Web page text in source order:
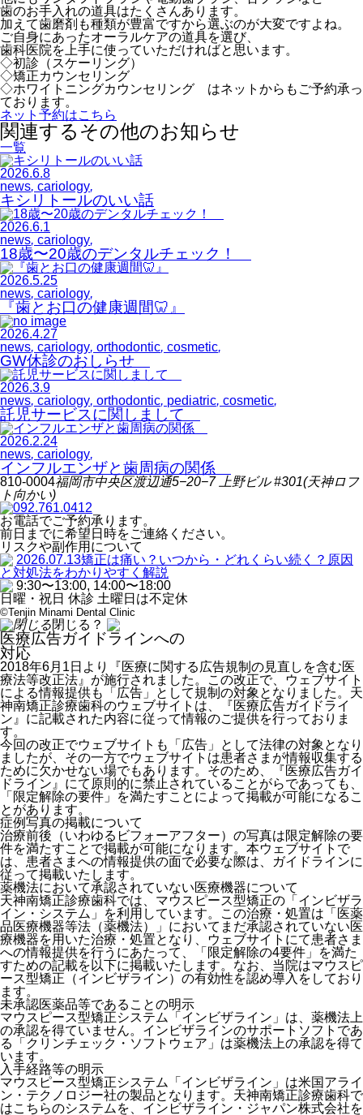
歯のお手入れの道具はたくさんあります。
加えて歯磨剤も種類が豊富ですから選ぶのが大変ですよね。
ご自身にあったオーラルケアの道具を選び、
歯科医院を上手に使っていただければと思います。
◇初診（スケーリング）
◇矯正カウンセリング
◇ホワイトニングカウンセリング はネットからもご予約承っ
ております。
ネット予約はこちら
関連するその他のお知らせ
一覧
2026.6.8
news, cariology,
キシリトールのいい話
2026.6.1
news, cariology,
18歳〜20歳のデンタルチェック！
2026.5.25
news, cariology,
『歯とお口の健康週間🦷』
2026.4.27
news, cariology, orthodontic, cosmetic,
GW休診のおしらせ
2026.3.9
news, cariology, orthodontic, pediatric, cosmetic,
託児サービスに関しまして
2026.2.24
news, cariology,
インフルエンザと歯周病の関係
810-0004福岡市中央区渡辺通5−20−7上野ビル#301(天神ロフ
ト向かい)
092.761.0412
お電話でご予約承ります。
前日までに希望日時をご連絡ください。
リスクや副作用について
2026.07.13矯正は痛い？いつから・どれくらい続く？原因
と対処法をわかりやすく解説
9:30〜13:00, 14:00〜18:00
日曜・祝日 休診 土曜日は不定休
©Tenjin Minami Dental Clinic
閉じる？
医療広告ガイドラインへの
対応
2018年6月1日より『医療に関する広告規制の見直しを含む医
療法等改正法』が施行されました。この改正で、ウェブサイト
による情報提供も「広告」として規制の対象となりました。天
神南矯正診療歯科のウェブサイトは、『医療広告ガイドライ
ン』に記載された内容に従って情報のご提供を行っておりま
す。
今回の改正でウェブサイトも「広告」として法律の対象となり
ましたが、その一方でウェブサイトは患者さまが情報収集する
ために欠かせない場でもあります。そのため、『医療広告ガイ
ドライン』にて原則的に禁止されていることがらであっても、
「限定解除の要件」を満たすことによって掲載が可能になるこ
とがあります。
症例写真の掲載について
治療前後（いわゆるビフォーアフター）の写真は限定解除の要
件を満たすことで掲載が可能になります。本ウェブサイトで
は、患者さまへの情報提供の面で必要な際は、ガイドラインに
従って掲載いたします。
薬機法において承認されていない医療機器について
天神南矯正診療歯科では、マウスピース型矯正の「インビザラ
イン・システム」を利用しています。この治療・処置は「医薬
品医療機器等法（薬機法）」においてまだ承認されていない医
療機器を用いた治療・処置となり、ウェブサイトにて患者さま
への情報提供を行うにあたって、「限定解除の4要件」を満た
すための記載を以下に掲載いたします。なお、当院はマウスピ
ース型矯正（インビザライン）の有効性を認め導入をしており
ます。
未承認医薬品等であることの明示
マウスピース型矯正システム「インビザライン」は、薬機法上
の承認を得ていません。インビザラインのサポートソフトであ
る「クリンチェック・ソフトウェア」は薬機法上の承認を得て
います。
入手経路等の明示
マウスピース型矯正システム「インビザライン」は米国アライ
ン・テクノロジー社の製品となります。天神南矯正診療歯科で
はこちらのシステムを、インビザライン・ジャパン株式会社を